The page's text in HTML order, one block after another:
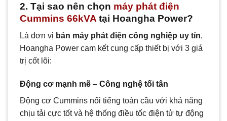
2. Tại sao nên chọn máy phát điện
Cummins 66kVA tại Hoangha Power?
Là đơn vị bán máy phát điện công nghiệp uy tín,
Hoangha Power cam kết cung cấp thiết bị với 3 giá
trị cốt lõi:
Động cơ mạnh mẽ – Công nghệ tối tân
Động cơ Cummins nổi tiếng toàn cầu với khả năng
chịu tải cực tốt và hệ thống điều tốc điện tử tự động